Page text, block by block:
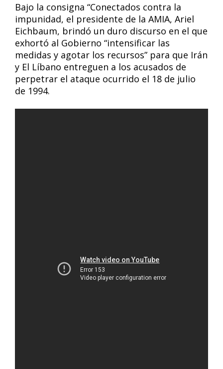
Bajo la consigna “Conectados contra la
impunidad, el presidente de la AMIA, Ariel
Eichbaum, brindó un duro discurso en el que
exhortó al Gobierno “intensificar las
medidas y agotar los recursos” para que Irán
y El Líbano entreguen a los acusados de
perpetrar el ataque ocurrido el 18 de julio
de 1994.